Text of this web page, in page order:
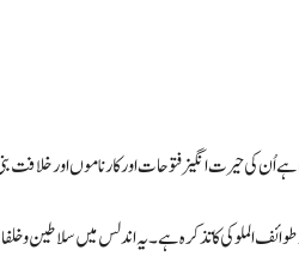
انگیز فتوحات اور کارناموں اور خلافت بنی
الملوکی کا تذکرہ ہے۔ یہ اندلس میں سلاطین و